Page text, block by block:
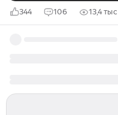
344 106 13,4 тыс